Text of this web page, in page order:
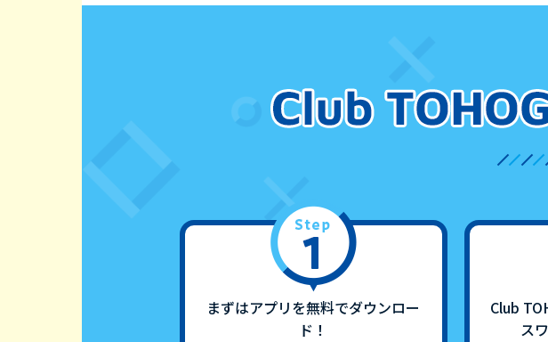
まずはアプリを無料でダウンロー
ド！
Club
ス